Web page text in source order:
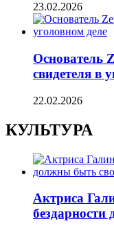
23.02.2026
Основатель
свидетеля в
22.02.2026
КУЛЬТУРА
Актриса